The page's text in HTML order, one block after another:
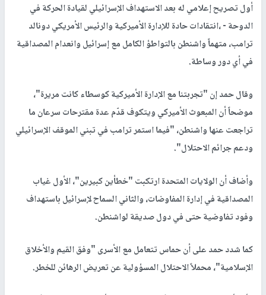
أول تصريح إعلامي له بعد الاستهداف الإسرائيلي لقيادة الحركة في
الدوحة - ،انتقادات حادة للإدارة الأميركية والرئيس الأمريكي دونالد
ترامب، متهماً واشنطن بالتواطؤ الكامل مع إسرائيل وانعدام المصداقية
في أي دور وساطة.
وقال حمد إن "تجربتنا مع الإدارة الأميركية كوسطاء كانت مريرة"،
موضحاً أن المبعوث الأميركي ويتكوف قدّم عدة مقترحات سرعان ما
تراجعت عنها واشنطن، "فيما استمر ترامب في تبني الموقف الإسرائيلي
ودعم جرائم الاحتلال".
وأضاف أن الولايات المتحدة ارتكبت "خطأين كبيرين"، الأول غياب
المصداقية في إدارة المفاوضات، والثاني السماح لإسرائيل باستهداف
وفود تفاوضية حتى في دول صديقة لواشنطن.
كما شدد حمد على أن حماس تتعامل مع الأسرى "وفق القيم والأخلاق
الإسلامية"، محملاً الاحتلال المسؤولية عن تعريض الرهائن للخطر.